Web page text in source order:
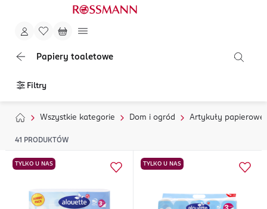
Papiery toaletowe
Filtry
Wszystkie kategorie Dom i ogród Artykuły papierowe
41 PRODUKTÓW
TYLKO U NAS TYLKO U NAS